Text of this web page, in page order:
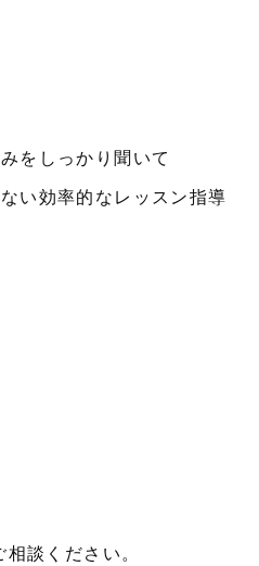
をしっかり聞いて
い効率的なレッスン指導
談ください。